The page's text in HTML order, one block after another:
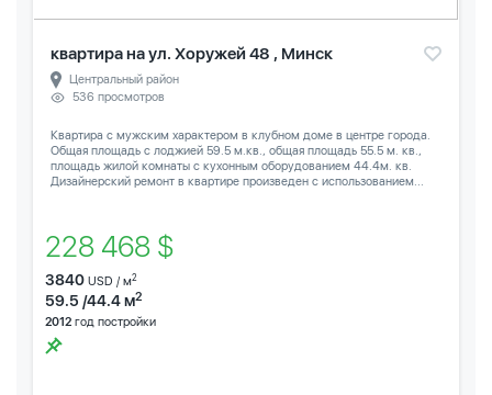
квартира на ул. Хоружей 48 , Минск
Центральный район
536 просмотров
Квартира с мужским характером в клубном доме в центре города.
Общая площадь с лоджией 59.5 м.кв., общая площадь 55.5 м. кв.,
площадь жилой комнаты с кухонным оборудованием 44.4м. кв.
Дизайнерский ремонт в квартире произведен с использованием...
228 468 $
3840 USD / м2
59.5 /44.4 м2
2012 год постройки